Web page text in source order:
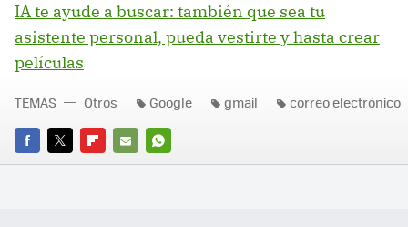
IA te ayude a buscar: también que sea tu
asistente personal, pueda vestirte y hasta crear
películas
FACEBOOK
TWITTERFLIPBOARD
E-
WHATSAPP
TEMAS Otros Google gmail correo electrónico